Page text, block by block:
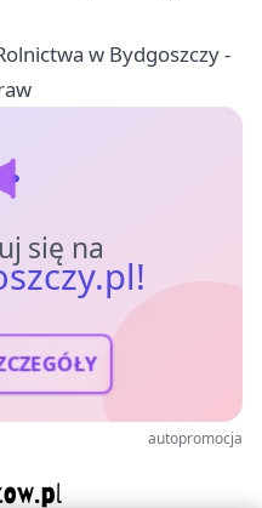
w Bydgoszczy -
się na
autopromocja